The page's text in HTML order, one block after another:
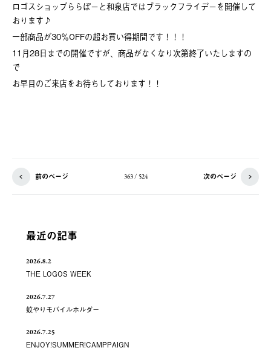
ロゴスショップららぽーと和泉店ではブラックフライデーを開催して
おります♪
一部商品が30％OFFの超お買い得期間です！！！
11月28日までの開催ですが、商品がなくなり次第終了いたしますの
で
お早目のご来店をお待ちしております！！
前のページ 363 / 524 次のページ
最近の記事
2026.8.2
THE LOGOS WEEK
2026.7.27
蚊やりモバイルホルダー
2026.7.25
ENJOY!SUMMER!CAMPPAIGN